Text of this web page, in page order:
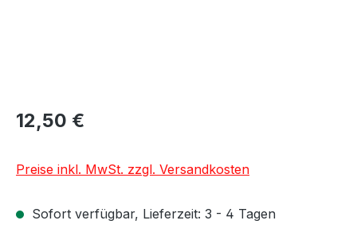
12,50 €
Preise inkl. MwSt. zzgl. Versandkosten
Sofort verfügbar, Lieferzeit: 3 - 4 Tagen